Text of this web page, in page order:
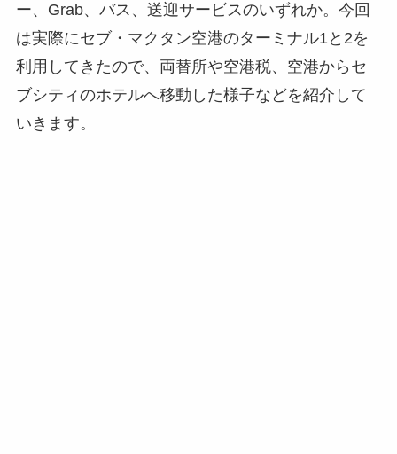
ー、Grab、バス、送迎サービスのいずれか。今回
は実際にセブ・マクタン空港のターミナル1と2を
利用してきたので、両替所や空港税、空港からセ
ブシティのホテルへ移動した様子などを紹介して
いきます。